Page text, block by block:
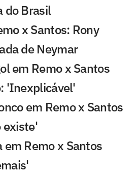
do Brasil
x Santos: Rony
de Neymar
em Remo x Santos
'Inexplicável'
em Remo x Santos
existe'
em Remo x Santos